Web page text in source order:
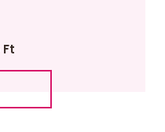
Ft